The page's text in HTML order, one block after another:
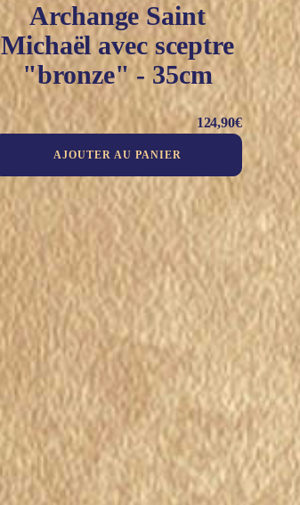
Archange Saint
Michaël avec sceptre
"bronze" - 35cm
124,90€
AJOUTER AU PANIER